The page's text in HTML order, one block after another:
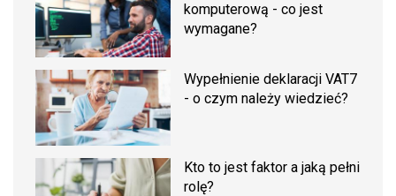
komputerową - co jest
wymagane?
Wypełnienie deklaracji VAT7
- o czym należy wiedzieć?
Kto to jest faktor a jaką pełni
rolę?